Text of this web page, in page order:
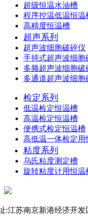
超级恒温水油槽
程序控温低温恒温
高精度恒温槽
超声系列
超声波细胞破碎仪
手持式超声波细胞
多频超声波细胞破
多通道超声波细胞
检定系列
低温检定恒温槽
高温检定恒温槽
便携式检定恒温槽
高低温一体检定用
粘度系列
乌氏粘度测定槽
旋转粘度计用恒温
:江苏南京新港经济开发